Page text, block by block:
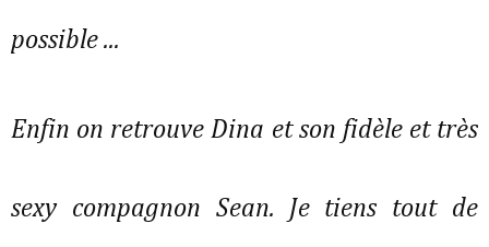
possible ...
Enfin on retrouve Dina et son fidèle et très
sexy compagnon Sean. Je tiens tout de